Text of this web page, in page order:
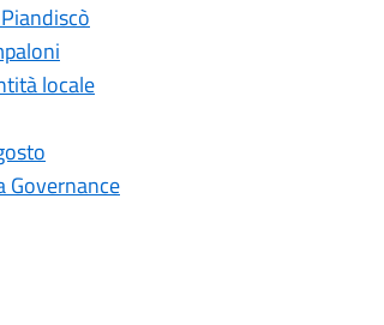
locale
Governance